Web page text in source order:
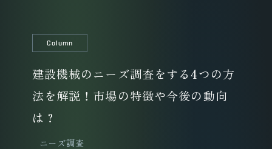
Column
建設機械のニーズ調査をする4つの方
法を解説！市場の特徴や今後の動向
は？
ニーズ調査